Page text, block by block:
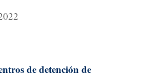
de detención de